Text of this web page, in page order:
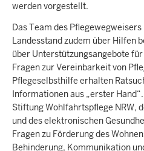
werden vorgestellt.
Das Team des
Landesstand zudem über Hilfen
über Unterstützungsangebote
Fragen zur Vereinbarkeit von
Pflegeselbsthilfe erhalten
Informationen aus „erster
Stiftung Wohlfahrtspflege NRW,
und des elektronischen
Fragen zu Förderung des
Behinderung, Kommunikation